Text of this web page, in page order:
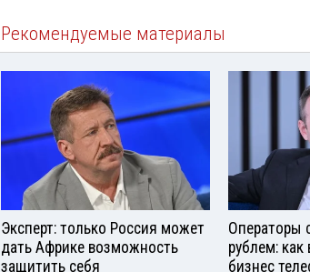
Рекомендуемые материалы
Эксперт: только Россия может
дать Африке возможность
защитить себя
Операторы
рублем:
бизнес